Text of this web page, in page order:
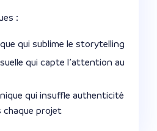
:
qui sublime le storytelling
qui capte l’attention au
qui insuffle authenticité
projet